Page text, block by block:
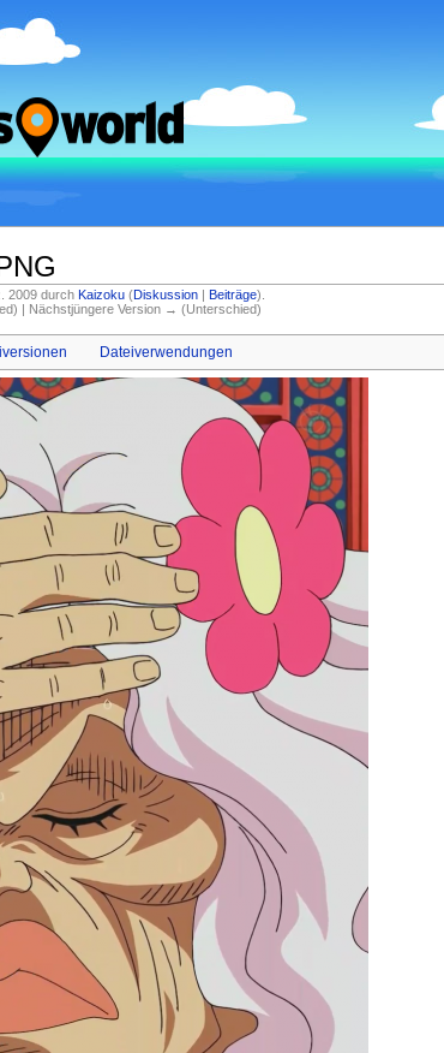
2009 durch Kaizoku (Diskussion Beiträge)
| Nächstjüngere Version → (Unterschied)
Dateiverwendungen